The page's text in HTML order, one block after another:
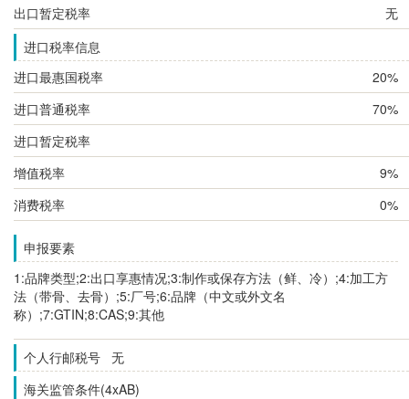
出口暂定税率
无
进口税率信息
进口最惠国税率
20%
进口普通税率
70%
进口暂定税率
增值税率
9%
消费税率
0%
申报要素
1:品牌类型;2:出口享惠情况;3:制作或保存方法（鲜、冷）;4:加工方
法（带骨、去骨）;5:厂号;6:品牌（中文或外文名
称）;7:GTIN;8:CAS;9:其他
个人行邮税号 无
海关监管条件(4xAB)